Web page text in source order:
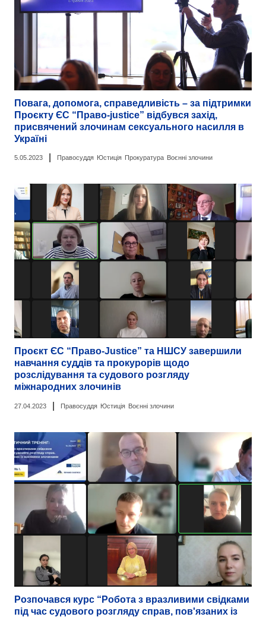
Повага, допомога, справедливість – за підтримки
Проєкту ЄС “Право-justice” відбувся захід,
присвячений злочинам сексуального насилля в
Україні
5.05.2023 Правосуддя Юстиція Прокуратура Воєнні злочини
Проєкт ЄС “Право-Justice” та НШСУ завершили
навчання суддів та прокурорів щодо
розслідування та судового розгляду
міжнародних злочинів
27.04.2023 Правосуддя Юстиція Воєнні злочини
Розпочався курс “Робота з вразливими свідками
під час судового розгляду справ, пов'язаних із